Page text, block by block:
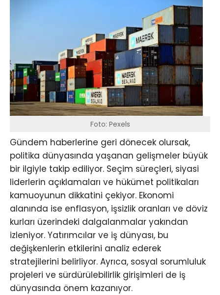
Foto: Pexels
Gündem haberlerine geri dönecek olursak,
politika dünyasında yaşanan gelişmeler büyük
bir ilgiyle takip ediliyor. Seçim süreçleri, siyasi
liderlerin açıklamaları ve hükümet politikaları
kamuoyunun dikkatini çekiyor. Ekonomi
alanında ise enflasyon, işsizlik oranları ve döviz
kurları üzerindeki dalgalanmalar yakından
izleniyor. Yatırımcılar ve iş dünyası, bu
değişkenlerin etkilerini analiz ederek
stratejilerini belirliyor. Ayrıca, sosyal sorumluluk
projeleri ve sürdürülebilirlik girişimleri de iş
dünyasında önem kazanıyor.